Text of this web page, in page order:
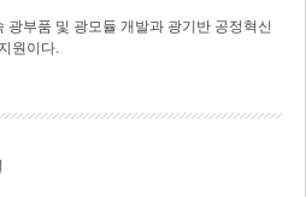
광부품 및 광모듈 개발과 광기반 공정혁신
원이다.